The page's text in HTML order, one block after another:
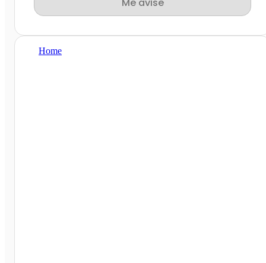
Me avise
Home